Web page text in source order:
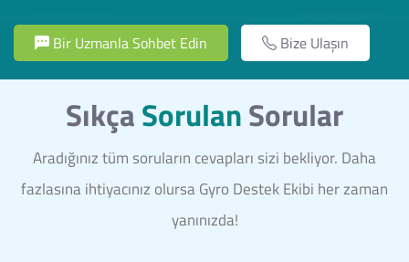
Bir Uzmanla Sohbet Edin Bize Ulaşın
SıkçaSorulanSorular
Aradığınız tüm soruların cevapları sizi bekliyor. Daha
fazlasına ihtiyacınız olursa Gyro Destek Ekibi her zaman
yanınızda!